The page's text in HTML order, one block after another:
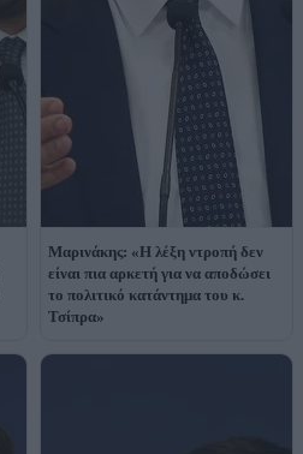
Μαρινάκης: «Η λέξη ντροπή δεν
είναι πια αρκετή για να αποδώσει
το πολιτικό κατάντημα του κ.
Τσίπρα»